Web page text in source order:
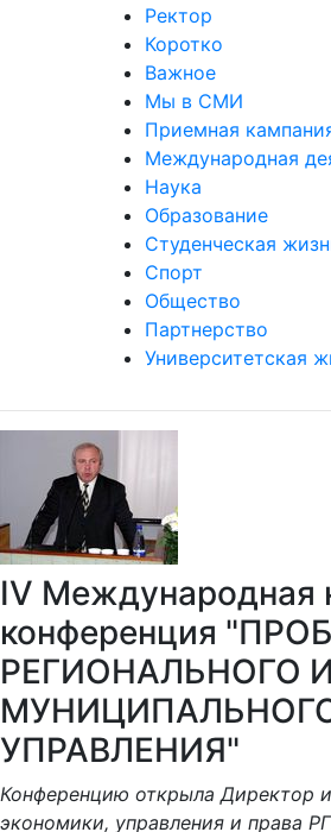
Ректор
Коротко
Важное
Мы в СМИ
Приемная
Международная
Наука
Образование
Студенческая
Спорт
Общество
Партнерство
Университетская
IV Международная
конференция
РЕГИОНАЛЬНОГО И
УПРАВЛЕНИЯ"
Конференцию открыла Директор
экономики, управления и права